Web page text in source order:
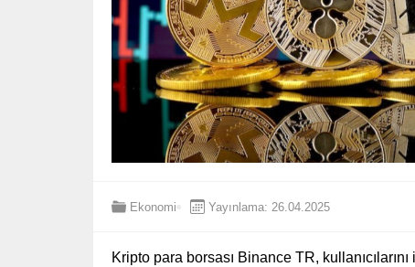
Ekonomi Yayınlama: 26.04.2025
Kripto para borsası Binance TR,